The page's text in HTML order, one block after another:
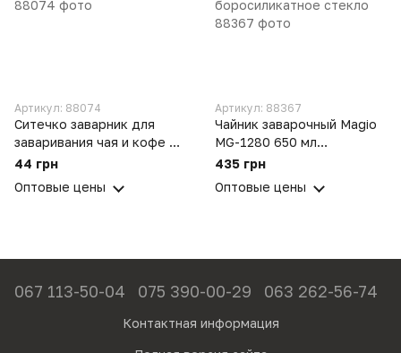
Артикул: 88074
Ситечко заварник для
заваривания чая и кофе в
форме ракушки с
нержавеющей стали
44 грн
Оптовые цены
Артикул: 88367
Чайник заварочный Magio
MG-1280 650 мл
стеклянный с
и крышкой, термостойкое
435 грн
Оптовые цены
067 113-50-04 075 390-00-29 063 262-56-74
Контактная информация